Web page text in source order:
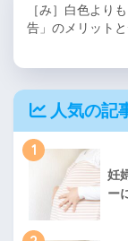
［み］白色より
告」のメリット
人気の記
1
妊
ー